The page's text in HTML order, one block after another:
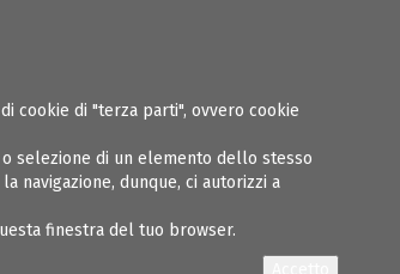
cookie di "terza parti", ovvero cookie
selezione di un elemento dello stesso
navigazione, dunque, ci autorizzi a
finestra del tuo browser.
TRASPARENTE ALBO INGEGNERI